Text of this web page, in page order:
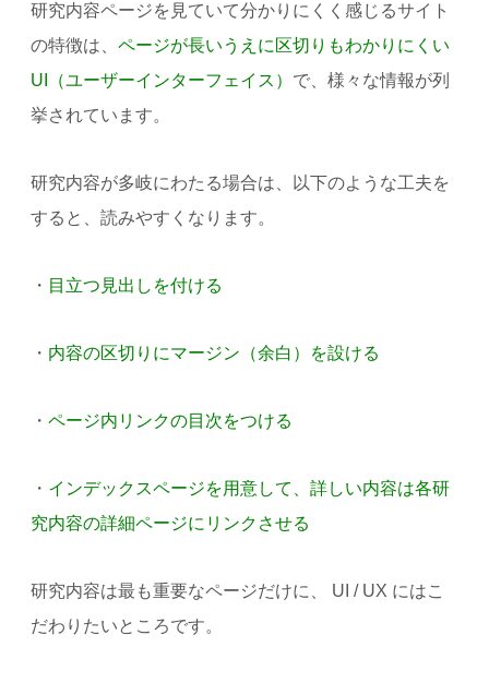
研究内容ページを見ていて分かりにくく感じるサイト
の特徴は、 ページが長いうえに区切りもわかりにくい
UI（ユーザーインターフェイス） で、様々な情報が列
挙されています。
研究内容が多岐にわたる場合は、以下のような工夫を
すると、読みやすくなります。
・ 目立つ見出しを付ける
・ 内容の区切りにマージン（余白）を設ける
・ ページ内リンクの目次をつける
・ インデックスページを用意して、詳しい内容は各研
究内容の詳細ページにリンクさせる
研究内容は最も重要なページだけに、 UI / UX にはこ
だわりたいところです。